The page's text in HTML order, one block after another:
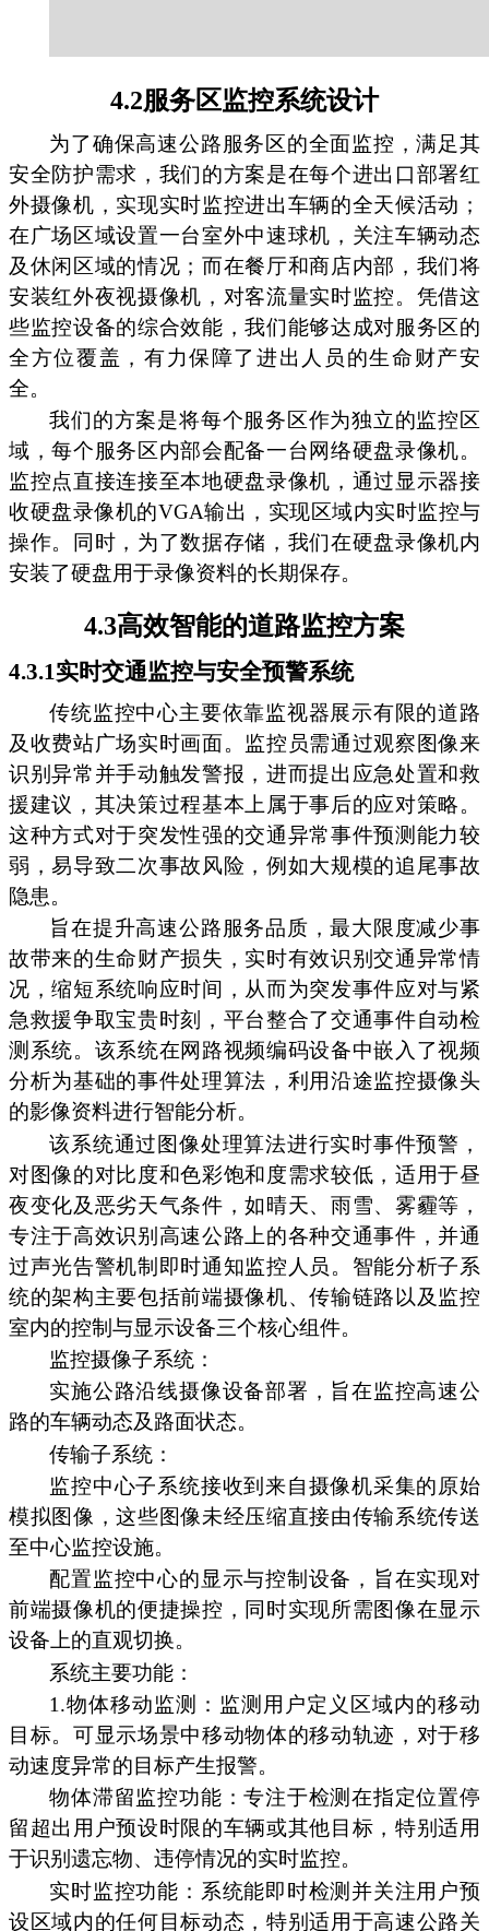
4.2服务区监控系统设计
为了确保高速公路服务区的全面监控，满足其
安全防护需求，我们的方案是在每个进出口部署红
外摄像机，实现实时监控进出车辆的全天候活动；
在广场区域设置一台室外中速球机，关注车辆动态
及休闲区域的情况；而在餐厅和商店内部，我们将
安装红外夜视摄像机，对客流量实时监控。凭借这
些监控设备的综合效能，我们能够达成对服务区的
全方位覆盖，有力保障了进出人员的生命财产安
全。
我们的方案是将每个服务区作为独立的监控区
域，每个服务区内部会配备一台网络硬盘录像机。
监控点直接连接至本地硬盘录像机，通过显示器接
收硬盘录像机的VGA输出，实现区域内实时监控与
操作。同时，为了数据存储，我们在硬盘录像机内
安装了硬盘用于录像资料的长期保存。
4.3高效智能的道路监控方案
4.3.1实时交通监控与安全预警系统
传统监控中心主要依靠监视器展示有限的道路
及收费站广场实时画面。监控员需通过观察图像来
识别异常并手动触发警报，进而提出应急处置和救
援建议，其决策过程基本上属于事后的应对策略。
这种方式对于突发性强的交通异常事件预测能力较
弱，易导致二次事故风险，例如大规模的追尾事故
隐患。
旨在提升高速公路服务品质，最大限度减少事
故带来的生命财产损失，实时有效识别交通异常情
况，缩短系统响应时间，从而为突发事件应对与紧
急救援争取宝贵时刻，平台整合了交通事件自动检
测系统。该系统在网路视频编码设备中嵌入了视频
分析为基础的事件处理算法，利用沿途监控摄像头
的影像资料进行智能分析。
该系统通过图像处理算法进行实时事件预警，
对图像的对比度和色彩饱和度需求较低，适用于昼
夜变化及恶劣天气条件，如晴天、雨雪、雾霾等，
专注于高效识别高速公路上的各种交通事件，并通
过声光告警机制即时通知监控人员。智能分析子系
统的架构主要包括前端摄像机、传输链路以及监控
室内的控制与显示设备三个核心组件。
监控摄像子系统：
实施公路沿线摄像设备部署，旨在监控高速公
路的车辆动态及路面状态。
传输子系统：
监控中心子系统接收到来自摄像机采集的原始
模拟图像，这些图像未经压缩直接由传输系统传送
至中心监控设施。
配置监控中心的显示与控制设备，旨在实现对
前端摄像机的便捷操控，同时实现所需图像在显示
设备上的直观切换。
系统主要功能：
1.物体移动监测：监测用户定义区域内的移动
目标。可显示场景中移动物体的移动轨迹，对于移
动速度异常的目标产生报警。
物体滞留监控功能：专注于检测在指定位置停
留超出用户预设时限的车辆或其他目标，特别适用
于识别遗忘物、违停情况的实时监控。
实时监控功能：系统能即时检测并关注用户预
设区域内的任何目标动态，特别适用于高速公路关